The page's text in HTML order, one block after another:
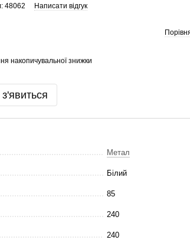
48062 Написати відгук
накопичувальної знижки
Метал
Білий
85
240
240